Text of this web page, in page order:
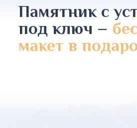
Памятник с
под ключ –
макет в